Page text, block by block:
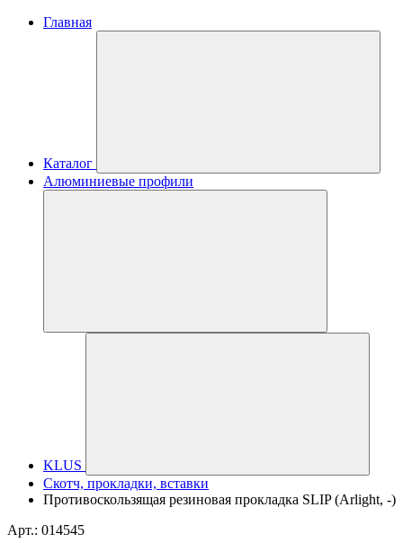
Главная
Каталог
Алюминиевые профили
KLUS
Скотч, прокладки, вставки
Противоскользящая резиновая прокладка SLIP (Arlight, -)
Арт.: 014545